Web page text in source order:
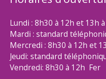
Lundi : 8h30 à 12h et 13h
Mardi : standard
Mercredi : 8h30 à 12h et
Jeudi: standard
Vendredi: 8h30 à 12h Fer